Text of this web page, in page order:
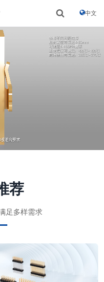
中文
荐
足多样需求